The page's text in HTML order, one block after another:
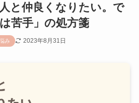
人と仲良くなりたい。で
苦手」の処方箋
み 2023年8月31日